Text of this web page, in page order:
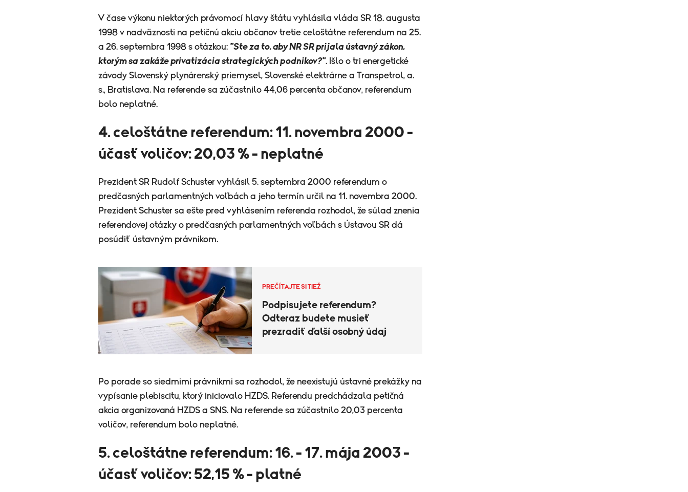
V čase výkonu niektorých právomocí hlavy štátu vyhlásila vláda SR 18. augusta
1998 v nadväznosti na petičnú akciu občanov tretie celoštátne referendum na 25.
a 26. septembra 1998 s otázkou: "Ste za to, aby NR SR prijala ústavný zákon,
ktorým sa zakáže privatizácia strategických podnikov?". Išlo o tri energetické
závody Slovenský plynárenský priemysel, Slovenské elektrárne a Transpetrol, a.
s., Bratislava. Na referende sa zúčastnilo 44,06 percenta občanov, referendum
bolo neplatné.
4. celoštátne referendum: 11. novembra 2000 -
účasť voličov: 20,03 % - neplatné
Prezident SR Rudolf Schuster vyhlásil 5. septembra 2000 referendum o
predčasných parlamentných voľbách a jeho termín určil na 11. novembra 2000.
Prezident Schuster sa ešte pred vyhlásením referenda rozhodol, že súlad znenia
referendovej otázky o predčasných parlamentných voľbách s Ústavou SR dá
posúdiť ústavným právnikom.
PREČÍTAJTE SI TIEŽ
Podpisujete referendum?
Odteraz budete musieť
prezradiť ďalší osobný údaj
Po porade so siedmimi právnikmi sa rozhodol, že neexistujú ústavné prekážky na
vypísanie plebiscitu, ktorý iniciovalo HZDS. Referendu predchádzala petičná
akcia organizovaná HZDS a SNS. Na referende sa zúčastnilo 20,03 percenta
voličov, referendum bolo neplatné.
5. celoštátne referendum: 16. - 17. mája 2003 -
účasť voličov: 52,15 % - platné